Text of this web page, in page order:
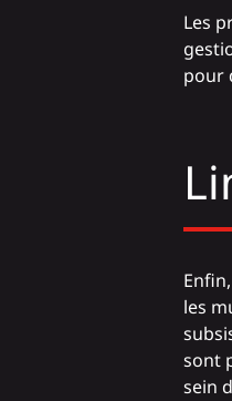
Les
pour
les
sont
sein